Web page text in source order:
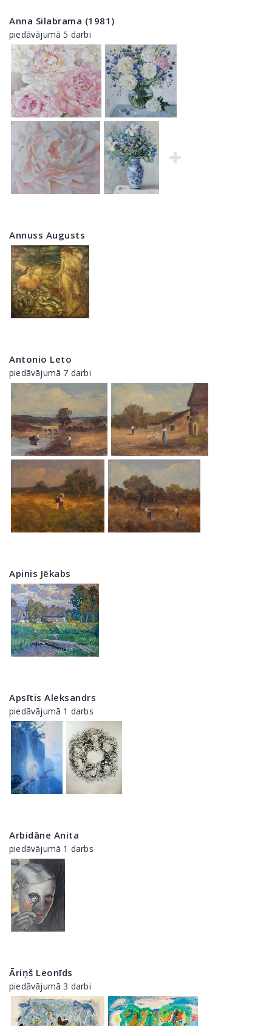
Anna Silabrama (1981)
piedāvājumā 5 darbi
Annuss Augusts
Antonio Leto
piedāvājumā 7 darbi
Apinis Jēkabs
Apsītis Aleksandrs
piedāvājumā 1 darbs
Arbidāne Anita
piedāvājumā 1 darbs
Āriņš Leonīds
piedāvājumā 3 darbi